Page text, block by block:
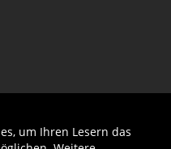
um Ihren Lesern das
Auftrag widerrufen